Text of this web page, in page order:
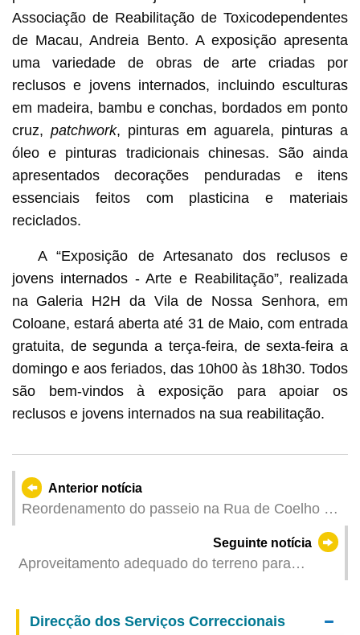
Associação de Reabilitação de Toxicodependentes
de Macau, Andreia Bento. A exposição apresenta
uma variedade de obras de arte criadas por
reclusos e jovens internados, incluindo esculturas
em madeira, bambu e conchas, bordados em ponto
cruz, patchwork, pinturas em aguarela, pinturas a
óleo e pinturas tradicionais chinesas. São ainda
apresentados decorações penduradas e itens
essenciais feitos com plasticina e materiais
reciclados.
A “Exposição de Artesanato dos reclusos e
jovens internados - Arte e Reabilitação”, realizada
na Galeria H2H da Vila de Nossa Senhora, em
Coloane, estará aberta até 31 de Maio, com entrada
gratuita, de segunda a terça-feira, de sexta-feira a
domingo e aos feriados, das 10h00 às 18h30. Todos
são bem-vindos à exposição para apoiar os
reclusos e jovens internados na sua reabilitação.
Anterior notícia
Reordenamento do passeio na Rua de Coelho do
autocarros junto ao Hospital Kiang Wu a partir de
6 de Maio
Seguinte notícia
Aproveitamento adequado do terreno para
Rua de Chaves entra em funcionamento no dia 4
Direcção dos Serviços Correccionais